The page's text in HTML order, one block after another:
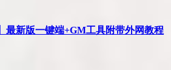
最新版一键端+GM工具附带外网教程